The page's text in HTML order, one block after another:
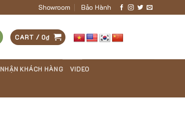
Showroom Bảo Hành
CART / 0₫
KHÁCH HÀNG VIDEO